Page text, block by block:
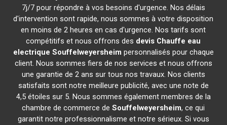
7j/7 pour répondre à vos besoins d'urgence. Nos délais
d'intervention sont rapide, nous sommes à votre disposition
en moins de 2 heures en cas d'urgence. Nos tarifs sont
compétitifs et nous offrons des devis Chauffe eau
electrique Souffelweyersheim personnalisés pour chaque
client. Nous sommes fiers de nos services et nous offrons
une garantie de 2 ans sur tous nos travaux. Nos clients
satisfaits sont notre meilleure publicité, avec une note de
4,5 étoiles sur 5. Nous sommes également membres de la
chambre de commerce deSouffelweyersheim, ce qui
garantit notre professionnalisme et notre sérieux. Si vous